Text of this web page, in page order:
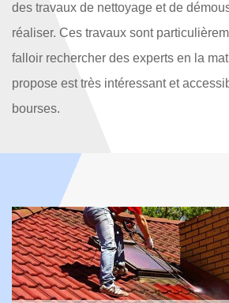
des travaux de nettoyage et de
réaliser. Ces travaux sont
falloir rechercher des experts en la
propose est très intéressant et
bourses.